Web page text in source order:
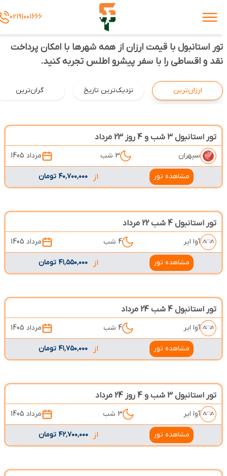
02191001666
تور استانبول با قیمت ارزان از همه شهرها با امکان پرداخت
نقد و اقساطی را با سفر پیشرو اطلس تجربه کنید.
ارزان‌ترین نزدیک‌ترین تاریخ گران‌ترین
تور استانبول 3 شب و 4 روز 23 مرداد
سپهران 3 شب مرداد 1405
مشاهده تور از ۴۰٬۷۰۰٬۰۰۰ تومان
تور استانبول 4 شب 22 مرداد
آوا ایر 4 شب مرداد 1405
مشاهده تور از ۴۱٬۵۵۰٬۰۰۰ تومان
تور استانبول 4 شب 24 مرداد
آوا ایر 4 شب مرداد 1405
مشاهده تور از ۴۱٬۷۵۰٬۰۰۰ تومان
تور استانبول 3 شب و 4 روز 24 مرداد
آوا ایر 3 شب مرداد 1405
مشاهده تور از ۴۲٬۷۰۰٬۰۰۰ تومان